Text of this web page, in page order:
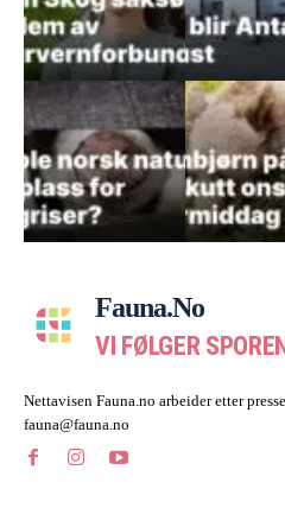
Fauna.no
VI FØLGER
Nettavisen Fauna.no arbeider etter
fauna@fauna.no